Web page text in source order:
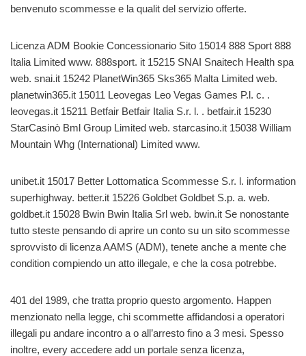
benvenuto scommesse e la qualit del servizio offerte.
Licenza ADM Bookie Concessionario Sito 15014 888 Sport 888
Italia Limited www. 888sport. it 15215 SNAI Snaitech Health spa
web. snai.it 15242 PlanetWin365 Sks365 Malta Limited web.
planetwin365.it 15011 Leovegas Leo Vegas Games P.l. c. .
leovegas.it 15211 Betfair Betfair Italia S.r. l. . betfair.it 15230
StarCasinò Bml Group Limited web. starcasino.it 15038 William
Mountain Whg (International) Limited www.
unibet.it 15017 Better Lottomatica Scommesse S.r. l. information
superhighway. better.it 15226 Goldbet Goldbet S.p. a. web.
goldbet.it 15028 Bwin Bwin Italia Srl web. bwin.it Se nonostante
tutto steste pensando di aprire un conto su un sito scommesse
sprovvisto di licenza AAMS (ADM), tenete anche a mente che
condition compiendo un atto illegale, e che la cosa potrebbe.
401 del 1989, che tratta proprio questo argomento. Happen
menzionato nella legge, chi scommette affidandosi a operatori
illegali pu andare incontro a o all’arresto fino a 3 mesi. Spesso
inoltre, every accedere add un portale senza licenza,